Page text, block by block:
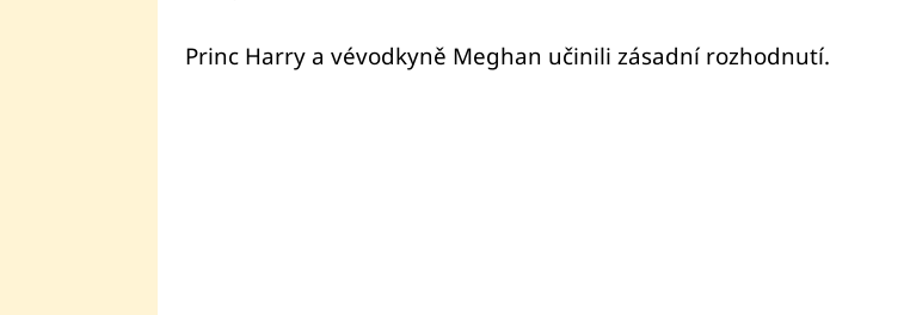
Princ Harry a vévodkyně Meghan učinili zásadní rozhodnutí.